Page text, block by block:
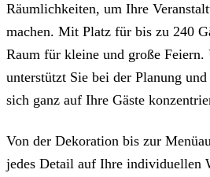
Räumlichkeiten, um Ihre
machen. Mit Platz für bis zu 240
Raum für kleine und große Feiern.
unterstützt Sie bei der Planung
sich ganz auf Ihre Gäste
Von der Dekoration bis zur
jedes Detail auf Ihre individuellen